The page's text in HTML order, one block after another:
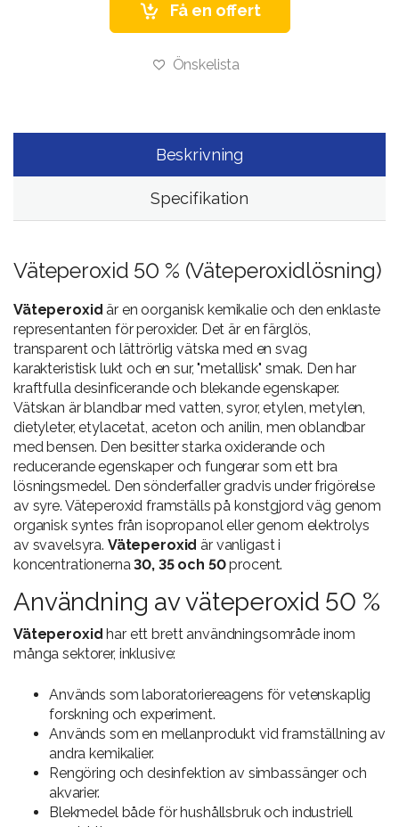
Få en offert
Önskelista
Beskrivning
Specifikation
Väteperoxid 50 % (Väteperoxidlösning)
Väteperoxid är en oorganisk kemikalie och den enklaste
representanten för peroxider. Det är en färglös,
transparent och lättrörlig vätska med en svag
karakteristisk lukt och en sur, "metallisk" smak. Den har
kraftfulla desinficerande och blekande egenskaper.
Vätskan är blandbar med vatten, syror, etylen, metylen,
dietyleter, etylacetat, aceton och anilin, men oblandbar
med bensen. Den besitter starka oxiderande och
reducerande egenskaper och fungerar som ett bra
lösningsmedel. Den sönderfaller gradvis under frigörelse
av syre. Väteperoxid framställs på konstgjord väg genom
organisk syntes från isopropanol eller genom elektrolys
av svavelsyra. Väteperoxid är vanligast i
koncentrationerna30, 35 och 50procent.
Användning av väteperoxid 50 %
Väteperoxid har ett brett användningsområde inom
många sektorer, inklusive:
Används som laboratoriereagens för vetenskaplig
forskning och experiment.
Används som en mellanprodukt vid framställning av
andra kemikalier.
Rengöring och desinfektion av simbassänger och
akvarier.
Blekmedel både för hushållsbruk och industriell